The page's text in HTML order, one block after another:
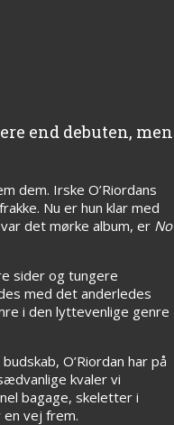
end debuten, men
dem. Irske O’Riordans
Nu er hun klar med
det mørke album, er No
sider og tungere
med det anderledes
i den lyttevenlige genre
O’Riordan har på
kvaler vi
bagage, skeletter i
vej frem.